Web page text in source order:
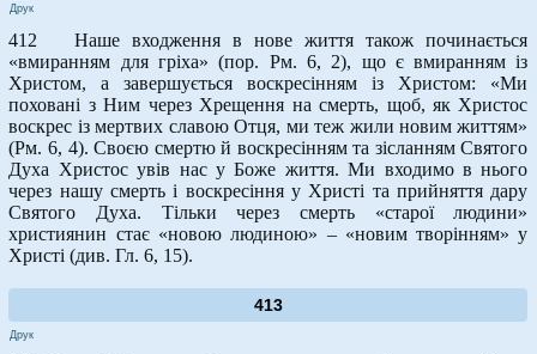
Друк
412 Наше входження в нове життя також починається
«вмиранням для гріха» (пор. Рм. 6, 2), що є вмиранням із
Христом, а завершується воскресінням із Христом: «Ми
поховані з Ним через Хрещення на смерть, щоб, як Христос
воскрес із мертвих славою Отця, ми теж жили новим життям»
(Рм. 6, 4). Своєю смертю й воскресінням та зісланням Святого
Духа Христос увів нас у Боже життя. Ми входимо в нього
через нашу смерть і воскресіння у Христі та прийняття дару
Святого Духа. Тільки через смерть «старої людини»
християнин стає «новою людиною» – «новим творінням» у
Христі (див. Гл. 6, 15).
413
Друк